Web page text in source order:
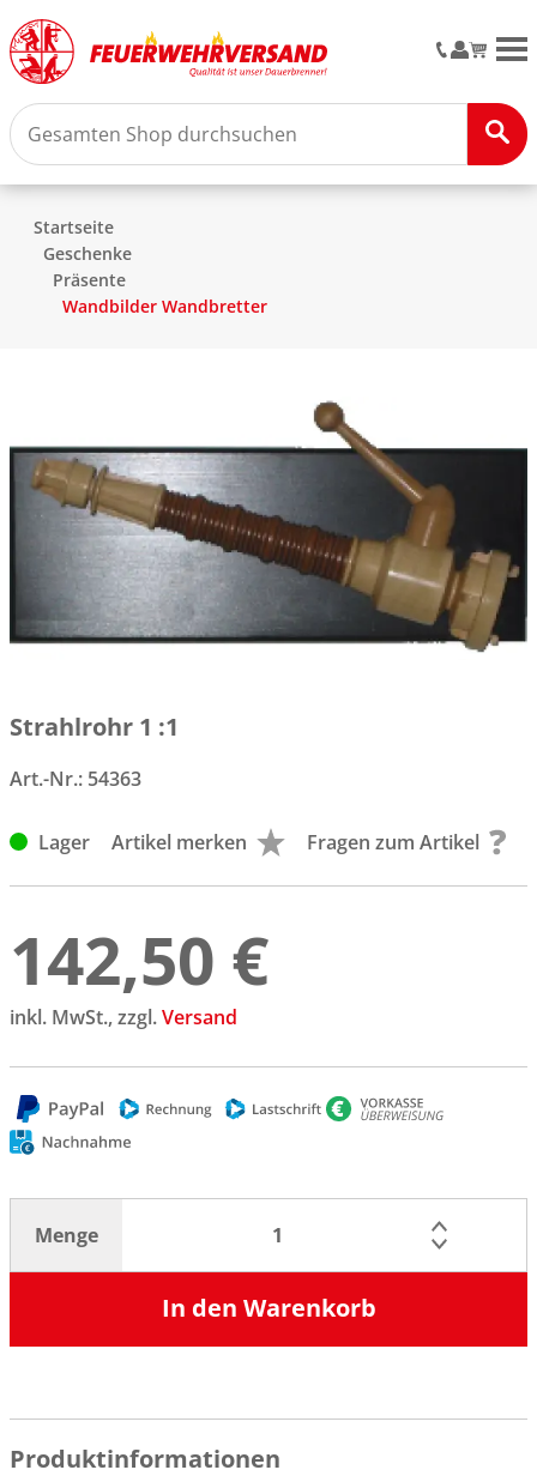
Startseite
Geschenke
Präsente
Wandbilder Wandbretter
Strahlrohr 1 :1
Art.-Nr.: 54363
Lager Artikel merken Fragen zum Artikel
142,50 €
inkl. MwSt., zzgl.Versand
Menge
In den Warenkorb
Produktinformationen